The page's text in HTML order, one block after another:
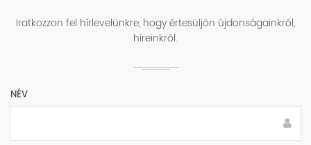
Iratkozzon fel hírlevelünkre, hogy értesüljön újdonságainkról,
híreinkről.
NÉV